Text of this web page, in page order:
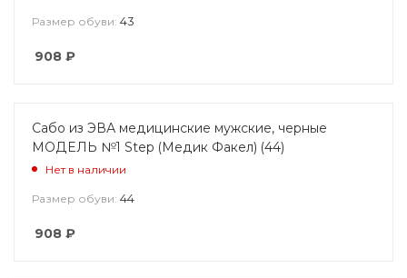
Размер обуви: 43
908 ₽
Сабо из ЭВА медицинские мужские, черные
МОДЕЛЬ №1 Step (Медик Факел) (44)
Нет в наличии
Размер обуви: 44
908 ₽